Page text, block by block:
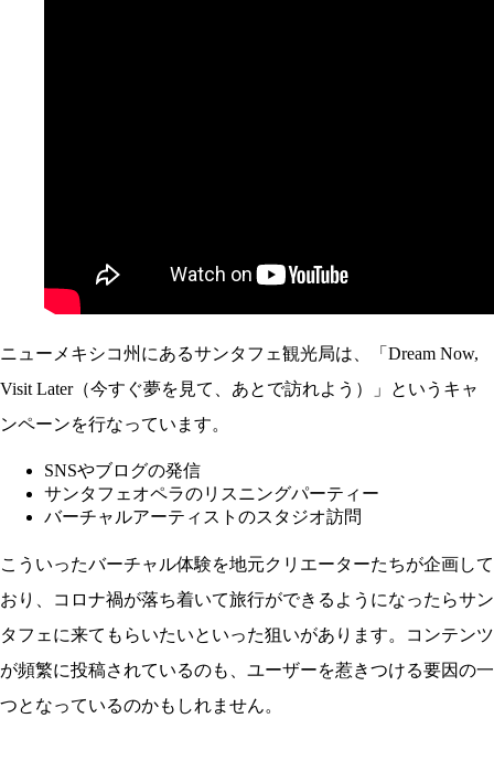
ニューメキシコ州にあるサンタフェ観光局は、「Dream Now,
Visit Later（今すぐ夢を見て、あとで訪れよう）」というキャ
ンペーンを行なっています。
SNSやブログの発信
サンタフェオペラのリスニングパーティー
バーチャルアーティストのスタジオ訪問
こういったバーチャル体験を地元クリエーターたちが企画して
おり、コロナ禍が落ち着いて旅行ができるようになったらサン
タフェに来てもらいたいといった狙いがあります。コンテンツ
が頻繁に投稿されているのも、ユーザーを惹きつける要因の一
つとなっているのかもしれません。